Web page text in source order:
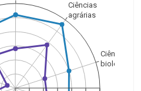
Ciências
agrárias
Ciências
biológicas